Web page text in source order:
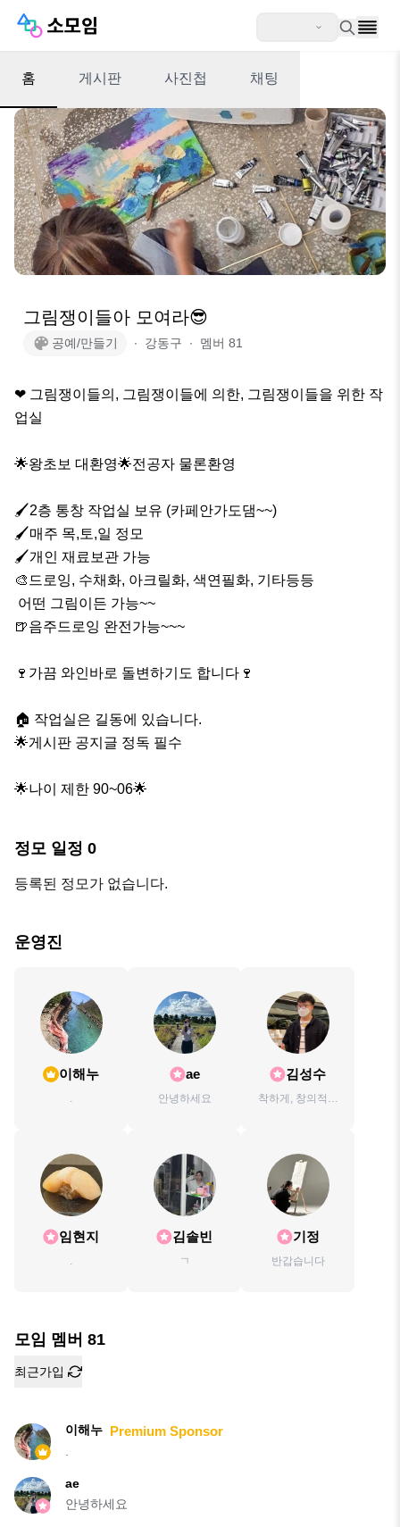
홈 게시판 사진첩 채팅
그림쟁이들아 모여라😎
공예/만들기 ∙ 강동구 ∙ 멤버 81
❤ 그림쟁이들의, 그림쟁이들에 의한, 그림쟁이들을 위한 작
업실
🌟왕초보 대환영🌟전공자 물론환영
🖌2층 통창 작업실 보유 (카페안가도댐~~)
🖌매주 목,토,일 정모
🖌개인 재료보관 가능
🎨드로잉, 수채화, 아크릴화, 색연필화, 기타등등
🍺음주드로잉 완전가능~~~
🍷가끔 와인바로 돌변하기도 합니다🍷
🏠 작업실은 길동에 있습니다.
🌟게시판 공지글 정독 필수
🌟나이 제한 90~06🌟
정모 일정 0
등록된 정모가 없습니다.
운영진
이해누
.
ae
안녕하세요
김성수
착하게, 창의적으
임현지
.
김솔빈
ㄱ
기정
반갑습니다
모임 멤버 81
최근가입
이해누 Premium Sponsor
ae
안녕하세요